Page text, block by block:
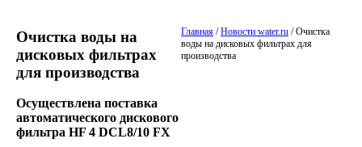
Главная /Новости water.ru /Очистка
воды на дисковых фильтрах для
производства
Очистка воды на
дисковых фильтрах
для производства
Осуществлена поставка
автоматического дискового
фильтра HF 4 DCL8/10 FX